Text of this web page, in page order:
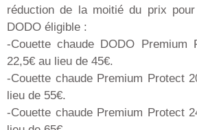
réduction de la moitié du prix
DODO éligible :
-Couette chaude DODO Premium
22,5€ au lieu de 45€.
-Couette chaude Premium Protect
lieu de 55€.
-Couette chaude Premium Protect